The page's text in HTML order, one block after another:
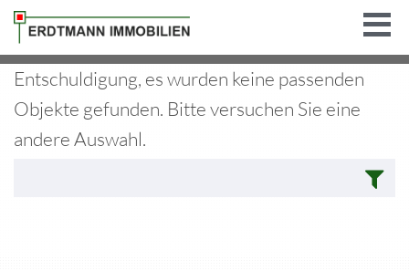
Entschuldigung, es wurden keine passenden
Objekte gefunden. Bitte versuchen Sie eine
andere Auswahl.